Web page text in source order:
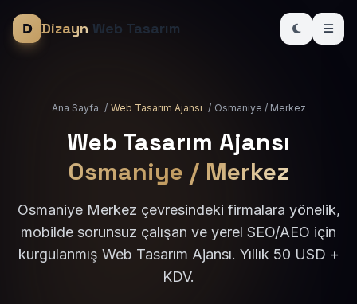
Dizayn Web Tasarım
Ana Sayfa / Web Tasarım Ajansı / Osmaniye / Merkez
Web Tasarım Ajansı
Osmaniye / Merkez
Osmaniye Merkez çevresindeki firmalara yönelik,
mobilde sorunsuz çalışan ve yerel SEO/AEO için
kurgulanmış Web Tasarım Ajansı. Yıllık 50 USD +
KDV.